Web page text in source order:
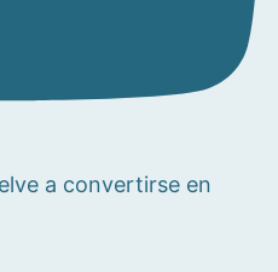
a convertirse en